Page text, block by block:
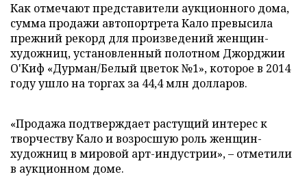
Как отмечают представители аукционного дома,
сумма продажи автопортрета Кало превысила
прежний рекорд для произведений женщин-
художниц, установленный полотном Джорджии
О'Киф «Дурман/Белый цветок №1», которое в 2014
году ушло на торгах за 44,4 млн долларов.
«Продажа подтверждает растущий интерес к
творчеству Кало и возросшую роль женщин-
художниц в мировой арт-индустрии», – отметили
в аукционном доме.